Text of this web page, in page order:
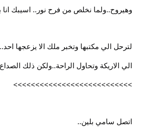
وهيروح..ولما نخلص من فرح نور.. اسيبك انا
لترحل الي مكتبها وتخبر ملك الا يزعجها
الي الاريكة وتحاول الراحة..ولكن ذلك الصداع
>>>>>>>>>>>>>>>>>>>>>>>>>>>
اتصل سامي بلين..